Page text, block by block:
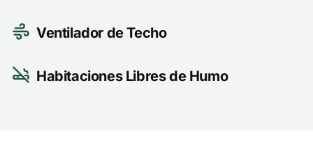
Ventilador de Techo
Habitaciones Libres de Humo